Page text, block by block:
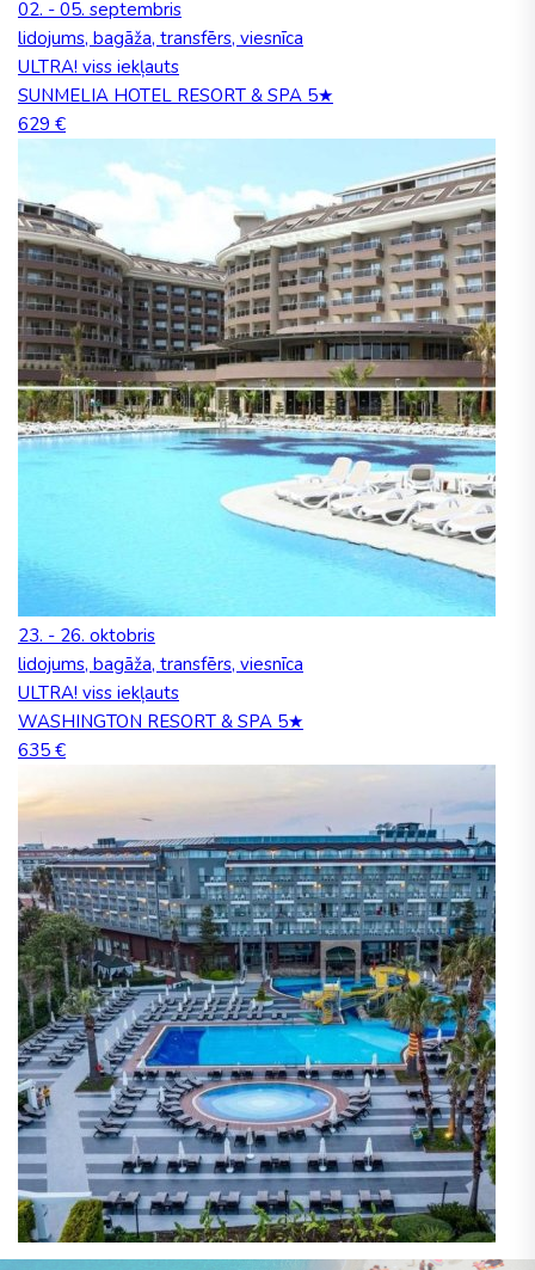
02. - 05. septembris
lidojums, bagāža, transfērs, viesnīca
ULTRA! viss iekļauts
SUNMELIA HOTEL RESORT & SPA 5★
629 €
23. - 26. oktobris
lidojums, bagāža, transfērs, viesnīca
ULTRA! viss iekļauts
WASHINGTON RESORT & SPA 5★
635 €